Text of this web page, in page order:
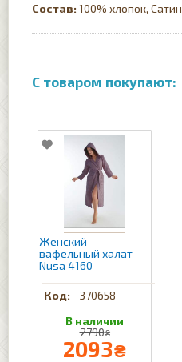
Состав: 100% хлопок, Сатин
Женский
вафельный халат
Nusa 4160
370658
2790₴
2093₴